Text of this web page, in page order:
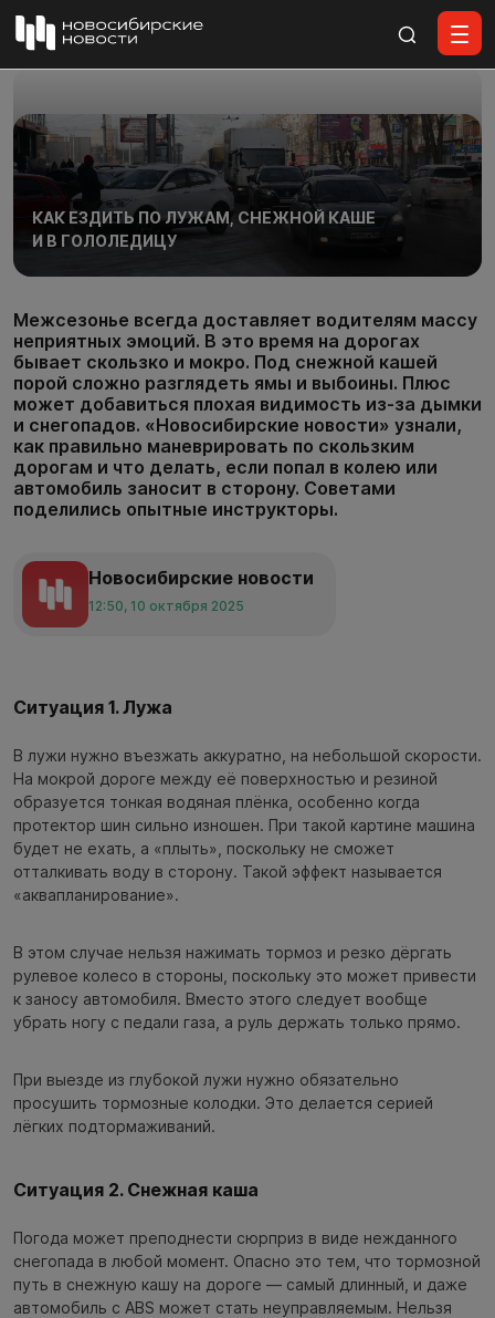
КАК ЕЗДИТЬ ПО ЛУЖАМ, СНЕЖНОЙ КАШЕ
И В ГОЛОЛЕДИЦУ
Межсезонье всегда доставляет водителям массу
неприятных эмоций. В это время на дорогах
бывает скользко и мокро. Под снежной кашей
порой сложно разглядеть ямы и выбоины. Плюс
может добавиться плохая видимость из-за дымки
и снегопадов. «Новосибирские новости» узнали,
как правильно маневрировать по скользким
дорогам и что делать, если попал в колею или
автомобиль заносит в сторону. Советами
поделились опытные инструкторы.
Новосибирские новости
12:50, 10 октября 2025
Ситуация 1. Лужа
В лужи нужно въезжать аккуратно, на небольшой скорости.
На мокрой дороге между её поверхностью и резиной
образуется тонкая водяная плёнка, особенно когда
протектор шин сильно изношен. При такой картине машина
будет не ехать, а «плыть», поскольку не сможет
отталкивать воду в сторону. Такой эффект называется
«аквапланирование».
В этом случае нельзя нажимать тормоз и резко дёргать
рулевое колесо в стороны, поскольку это может привести
к заносу автомобиля. Вместо этого следует вообще
убрать ногу с педали газа, а руль держать только прямо.
При выезде из глубокой лужи нужно обязательно
просушить тормозные колодки. Это делается серией
лёгких подтормаживаний.
Ситуация 2. Снежная каша
Погода может преподнести сюрприз в виде нежданного
снегопада в любой момент. Опасно это тем, что тормозной
путь в снежную кашу на дороге — самый длинный, и даже
автомобиль с ABS может стать неуправляемым. Нельзя